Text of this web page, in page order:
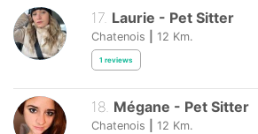
17. Laurie - Pet Sitter
Chatenois 12 Km.
1 reviews
18. Mégane - Pet Sitter
Chatenois 12 Km.